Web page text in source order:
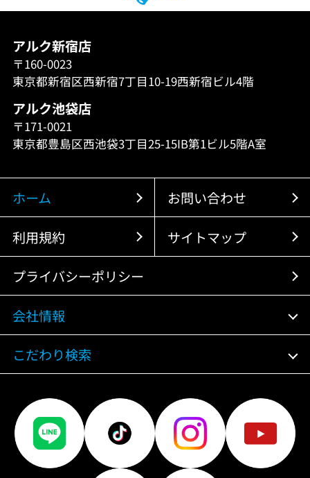
アルク新宿店
〒160-0023
東京都新宿区西新宿7丁目10-19西新宿ビル4階
アルク池袋店
〒171-0021
東京都豊島区西池袋3丁目25-15IB第1ビル5階A室
ホーム お問い合わせ
利用規約 サイトマップ
プライバシーポリシー
会社情報
こだわり検索